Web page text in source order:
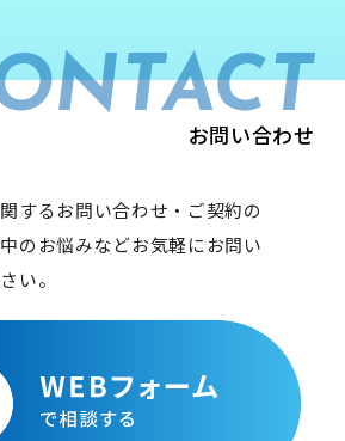
お問い合わせ
するお問い合わせ・ご契約の
のお悩みなどお気軽にお問い
い。